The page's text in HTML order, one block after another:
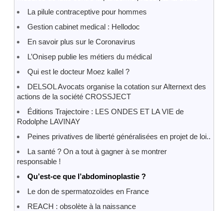
La pilule contraceptive pour hommes
Gestion cabinet medical : Hellodoc
En savoir plus sur le Coronavirus
L’Onisep publie les métiers du médical
Qui est le docteur Moez kallel ?
DELSOL Avocats organise la cotation sur Alternext des
actions de la société CROSSJECT
Éditions Trajectoire : LES ONDES ET LA VIE de
Rodolphe LAVINAY
Peines privatives de liberté généralisées en projet de loi..
La santé ? On a tout à gagner à se montrer
responsable !
Qu’est-ce que l’abdominoplastie ?
Le don de spermatozoïdes en France
REACH : obsolète à la naissance